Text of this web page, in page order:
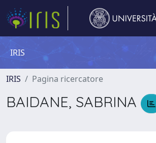
IRIS
IRIS Pagina ricercatore
BAIDANE, SABRINA